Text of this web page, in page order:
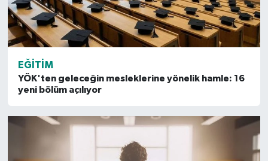
EĞITIM
YÖK'ten geleceğin mesleklerine yönelik hamle: 16
yeni bölüm açılıyor